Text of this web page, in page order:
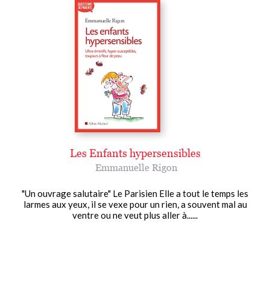
Les Enfants hypersensibles
Emmanuelle Rigon
"Un ouvrage salutaire" Le Parisien Elle a tout le temps les
larmes aux yeux, il se vexe pour un rien, a souvent mal au
ventre ou ne veut plus aller à......